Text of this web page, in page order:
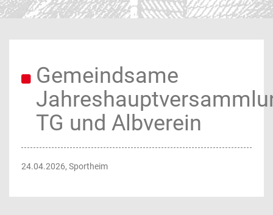
Gemeindsame
TG und Albverein
24.04.2026, Sportheim